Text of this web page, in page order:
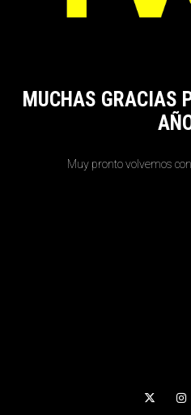
MUCHAS GRACIAS
Muy pronto volvemos